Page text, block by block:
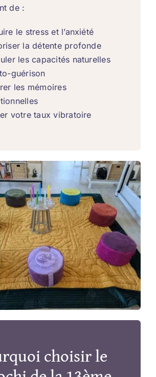
de :
le stress et l’anxiété
la détente profonde
les capacités naturelles
guérison
les mémoires
votre taux vibratoire
choisir le